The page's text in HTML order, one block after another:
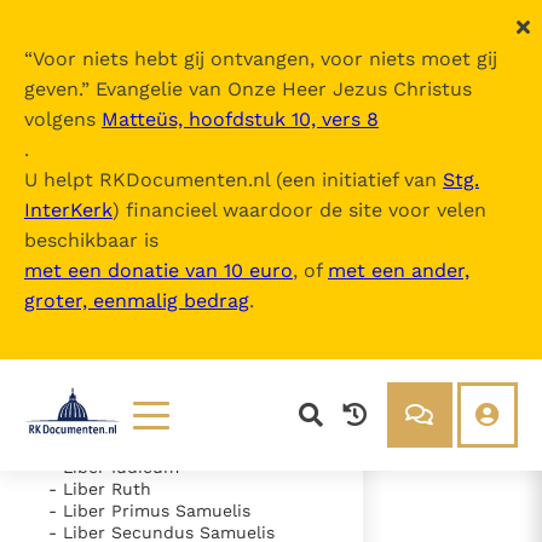
“Voor niets hebt gij ontvangen, voor niets moet gij
geven.” Evangelie van Onze Heer Jezus Christus
volgens Matteüs, hoofdstuk 10, vers 8
.
U helpt RKDocumenten.nl (een initiatief van Stg.
InterKerk) financieel waardoor de site voor velen
beschikbaar is
met een donatie van 10 euro, of met een ander,
groter, eenmalig bedrag.
Lezen
Documenten
Over ons
Nova Vulgata
Inhoudsopgave
uitklappen
- Vetus Testamentum
- Liber Exodus
- Liber Numeri
- Liber Deuteronomii
- Liber Iudicum
- Liber Ruth
- Liber Primus Samuelis
- Liber Secundus Samuelis
- Caput 23